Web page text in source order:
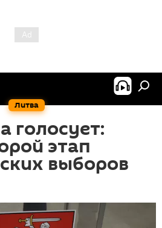
Литва
голосует:
этап
выборов